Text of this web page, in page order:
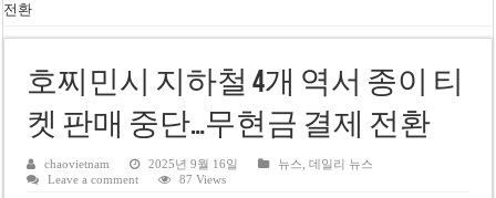
베트남 화학·플라스틱 기업 납세 상위 10곳 공개…절반은 국영기업
FIFA 인판티노 회장, 유럽 축구계·북미 정치권 불신임 압박 직면
미화원 쪽방 휴게실 논란…허리도 못 펴는 열악한 환경
호찌민시, 올해 국경절 연휴 5일 연속 휴무 확정… 8월 29일~9월 2일
전환
호찌민시 지하철 4개 역서 종이 티
켓 판매 중단…무현금 결제 전환
chaovietnam 2025년 9월 16일 뉴스 ,데일리 뉴스
Leave a comment
87 Views